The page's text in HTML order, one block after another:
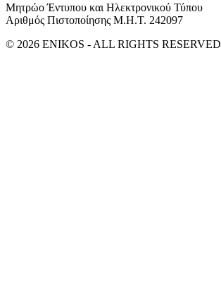
Μητρώο Έντυπου και Ηλεκτρονικού Τύπου
Αριθμός Πιστοποίησης Μ.Η.Τ. 242097
© 2026 ENIKOS - ALL RIGHTS RESERVED